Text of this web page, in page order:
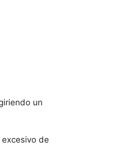
un
de